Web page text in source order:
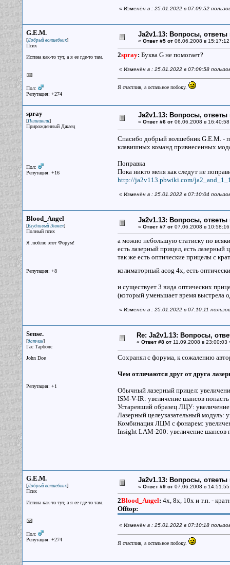
« Изменён в : 25.01.2022 в 07:09:52
G.E.M.
[Добрый волшебник]
Псих
Истина как-то тут, а я ее где-то там.
Пол:
Репутация: +274
Ja2v1.13: Вопросы,
« Ответ #5 от06.06.2008 в 15:17:12
2spray: Буква G не помогает?
« Изменён в : 25.01.2022 в 07:09:58
Я счастлив, а остальное побоку.
spray
[Пшшшшш]
Прирожденный Джаец
Пол:
Репутация: +16
Ja2v1.13: Вопросы,
« Ответ #6 от06.06.2008 в 16:40:58
Спасибо добрый волшебник G.E.M. -
клавишных команд привнесенных
Поправка
Пока никто меня как следут не
http://ja2v113.pbwiki.com/
« Изменён в : 25.01.2022 в 07:10:04
Blood_Angel
[Блудливый Энжел]
Полный псих
Я люблю этот Форум!
Репутация: +8
Ja2v1.13: Вопросы,
« Ответ #7 от07.06.2008 в 10:58:16
а можно небольшую статиску по
есть лазерный прицел, есть
так же есть оптические прицелы с
колиматорный acog 4x, есть
и существует 3 вида оптических
(который уменьшает время выстрела
« Изменён в : 25.01.2022 в 07:10:11
Sense.
[датчик]
Гас Тарболс
John Doe
Репутация: +1
Re: Ja2v1.13: Вопросы,
« Ответ #8 от11.09.2008 в 23:00:03
Сохранял с форума, к сожалению
Чем отличаются друг от друга
Обычный лазерный прицел:
ISM-V-IR: увеличение шансов
Устаревший образец ЛЦУ:
Лазерный целеуказательный модуль:
Комбинация ЛЦМ с фонарем:
Insight LAM-200: увеличение шансов
G.E.M.
[Добрый волшебник]
Псих
Истина как-то тут, а я ее где-то там.
Пол:
Репутация: +274
Ja2v1.13: Вопросы,
« Ответ #9 от07.06.2008 в 14:51:55
2Blood_Angel: 4х, 8х, 10х и т.п. -
Offtop:
« Изменён в : 25.01.2022 в 07:10:18
Я счастлив, а остальное побоку.